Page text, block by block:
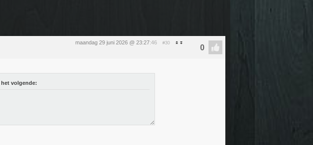
maandag 29 juni 2026 @ 23:27:46 #30
het volgende: